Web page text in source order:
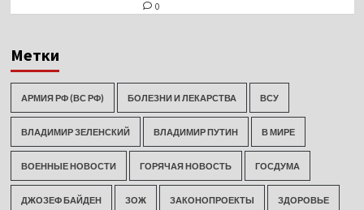
0
Метки
АРМИЯ РФ (ВС РФ) БОЛЕЗНИ И ЛЕКАРСТВА ВСУ
ВЛАДИМИР ЗЕЛЕНСКИЙ ВЛАДИМИР ПУТИН В МИРЕ
ВОЕННЫЕ НОВОСТИ ГОРЯЧАЯ НОВОСТЬ ГОСДУМА
ДЖОЗЕФ БАЙДЕН ЗОЖ ЗАКОНОПРОЕКТЫ ЗДОРОВЬЕ